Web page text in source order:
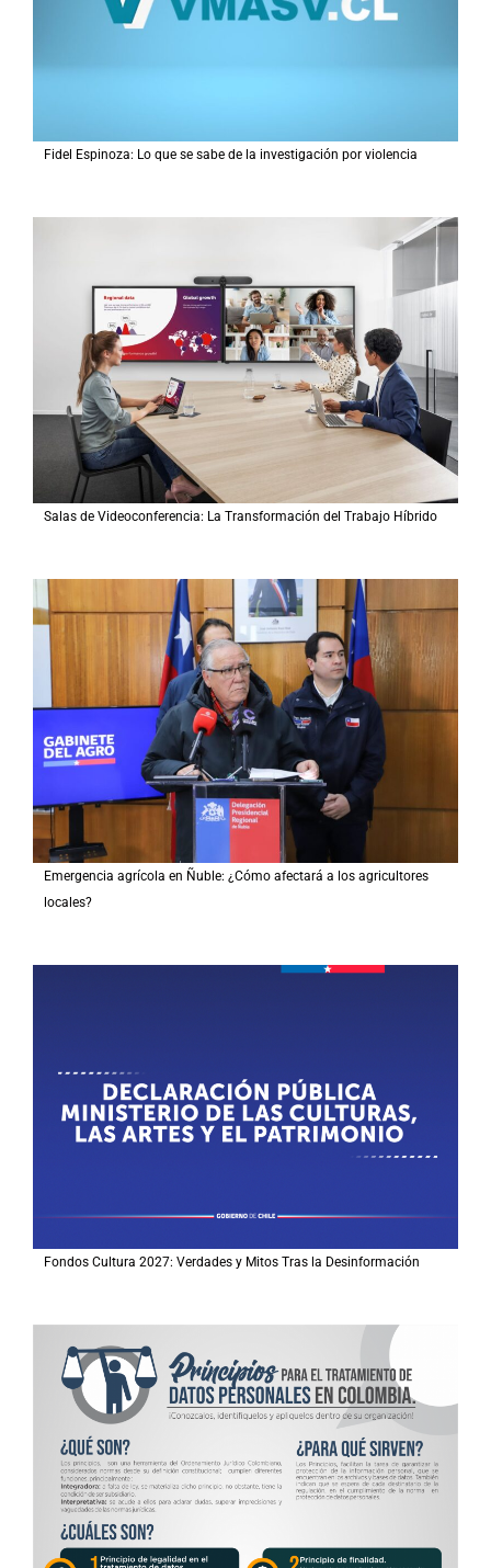
Fidel Espinoza: Lo que se sabe de la investigación por violencia
Salas de Videoconferencia: La Transformación del Trabajo Híbrido
Emergencia agrícola en Ñuble: ¿Cómo afectará a los agricultores
locales?
Fondos Cultura 2027: Verdades y Mitos Tras la Desinformación